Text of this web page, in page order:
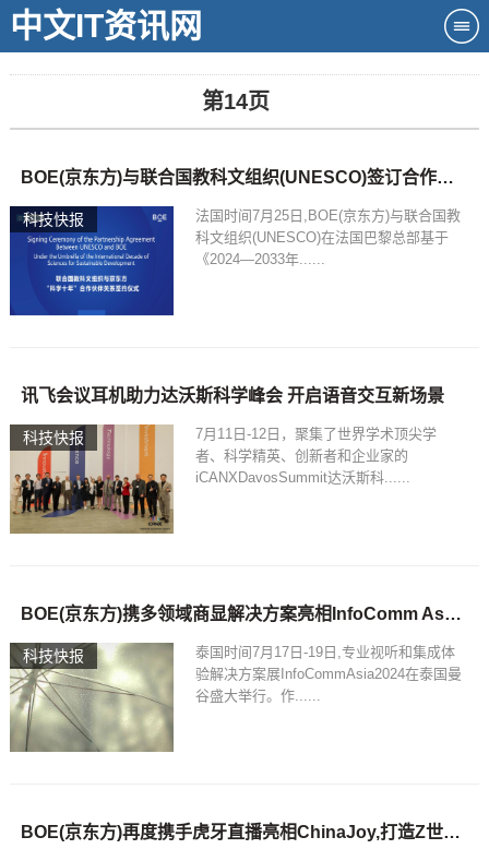
中文IT资讯网
第14页
科技快报
BOE(京东方)与联合国教科文组织(UNESCO)签订合作协议 成为首个支持联合国“科学十年”的中国科技企业
法国时间7月25日,BOE(京东方)与联合国教
科文组织(UNESCO)在法国巴黎总部基于
《2024—2033年......
科技快报
讯飞会议耳机助力达沃斯科学峰会 开启语音交互新场景
7月11日-12日，聚集了世界学术顶尖学
者、科学精英、创新者和企业家的
iCANXDavosSummit达沃斯科......
科技快报
BOE(京东方)携多领域商显解决方案亮相InfoComm Asia 2024
泰国时间7月17日-19日,专业视听和集成体
验解决方案展InfoCommAsia2024在泰国曼
谷盛大举行。作......
BOE(京东方)再度携手虎牙直播亮相ChinaJoy,打造Z世代电竞黑科技狂欢